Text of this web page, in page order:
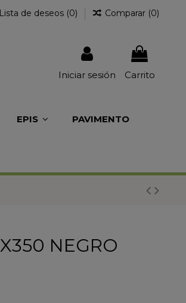
Lista de deseos (0) Comparar (0)
Iniciar sesión Carrito
EPIS PAVIMENTO
NEGRO